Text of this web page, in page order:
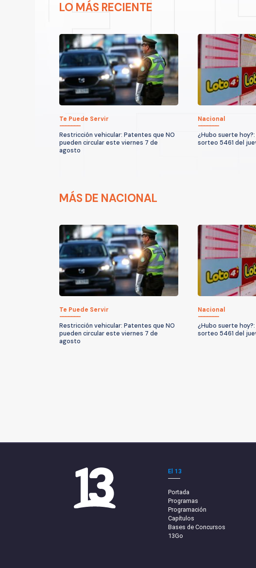
LO MÁS RECIENTE
Te Puede Servir
Restricción vehicular: Patentes que NO
pueden circular este viernes 7 de
agosto
Nacional
¿Hubo suerte
sorteo 5461 del
MÁS DE NACIONAL
Te Puede Servir
Restricción vehicular: Patentes que NO
pueden circular este viernes 7 de
agosto
Nacional
¿Hubo suerte
sorteo 5461 del
El 13
Portada
Programas
Programación
Capítulos
Bases de Concursos
13Go